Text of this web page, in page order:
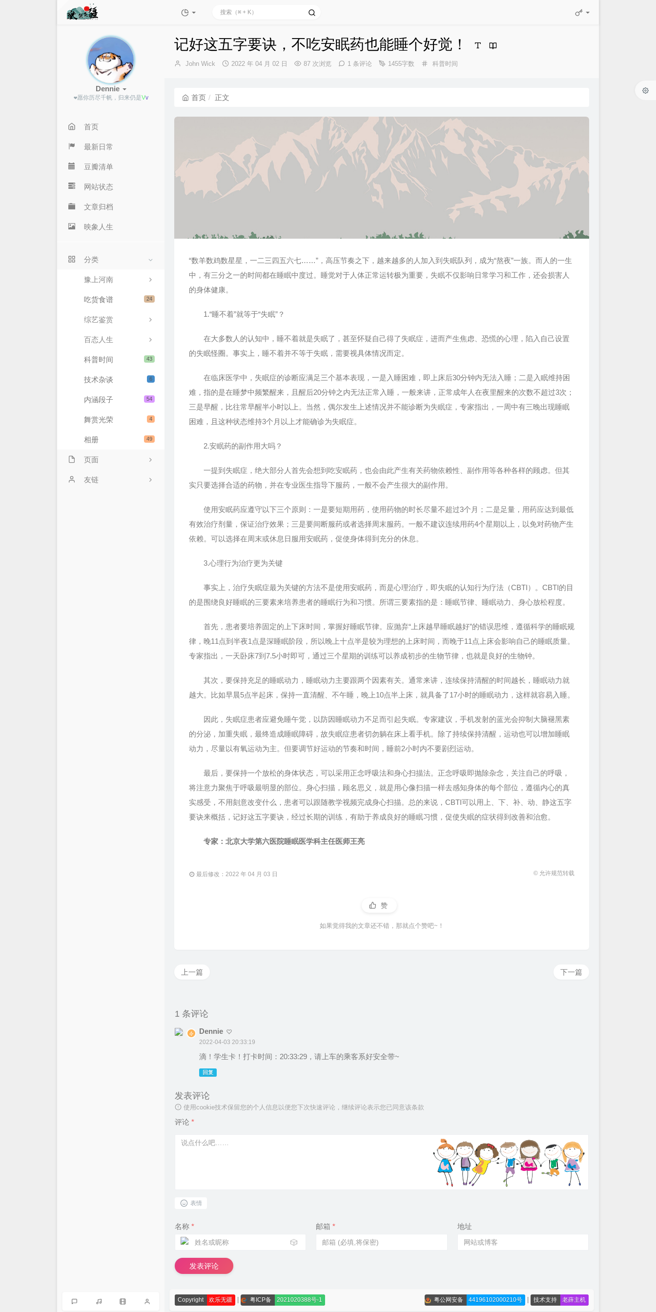
Dennie
❤愿你历尽千帆，z0?<b
首页
最新日常
豆瓣清单
网站状态
文章归档
映象人生
分类
豫上河南
24
吃货食谱
综艺鉴赏
百态人生
43
科普时间
6
技术杂谈
54
内涵段子
4
舞赏光荣
49
相册
页面
豆瓣清单
友链
记好这五字要诀，不吃安眠药也能睡个好觉！
博
John Wick
发
2022 年 04 月 02 日 87 次浏览 1 条评论 1455字数
分
科普时间
首页 正文
“数羊数鸡数星星，一二三四五六七……”，高压节奏之下，越来越多的人加入到失眠队列，成为“熬夜”一族。而人的一生
中，有三分之一的时间都在睡眠中度过。睡觉对于人体正常运转极为重要，失眠不仅影响日常学习和工作，还会损害人
的身体健康。
1.“睡不着”就等于“失眠”？
在大多数人的认知中，睡不着就是失眠了，甚至怀疑自己得了失眠症，进而产生焦虑、恐慌的心理，陷入自己设置
的失眠怪圈。事实上，睡不着并不等于失眠，需要视具体情况而定。
在临床医学中，失眠症的诊断应满足三个基本表现，一是入睡困难，即上床后30分钟内无法入睡；二是入眠维持困
难，指的是在睡梦中频繁醒来，且醒后20分钟之内无法正常入睡，一般来讲，正常成年人在夜里醒来的次数不超过3次；
三是早醒，比往常早醒半小时以上。当然，偶尔发生上述情况并不能诊断为失眠症，专家指出，一周中有三晚出现睡眠
困难，且这种状态维持3个月以上才能确诊为失眠症。
2.安眠药的副作用大吗？
一提到失眠症，绝大部分人首先会想到吃安眠药，也会由此产生有关药物依赖性、副作用等各种各样的顾虑。但其
实只要选择合适的药物，并在专业医生指导下服药，一般不会产生很大的副作用。
使用安眠药应遵守以下三个原则：一是要短期用药，使用药物的时长尽量不超过3个月；二是足量，用药应达到最低
有效治疗剂量，保证治疗效果；三是要间断服药或者选择周末服药。一般不建议连续用药4个星期以上，以免对药物产生
依赖。可以选择在周末或休息日服用安眠药，促使身体得到充分的休息。
3.心理行为治疗更为关键
事实上，治疗失眠症最为关键的方法不是使用安眠药，而是心理治疗，即失眠的认知行为疗法（CBTI）。CBTI的目
的是围绕良好睡眠的三要素来培养患者的睡眠行为和习惯。所谓三要素指的是：睡眠节律、睡眠动力、身心放松程度。
首先，患者要培养固定的上下床时间，掌握好睡眠节律。应抛弃“上床越早睡眠越好”的错误思维，遵循科学的睡眠规
律，晚11点到半夜1点是深睡眠阶段，所以晚上十点半是较为理想的上床时间，而晚于11点上床会影响自己的睡眠质量。
专家指出，一天卧床7到7.5小时即可，通过三个星期的训练可以养成初步的生物节律，也就是良好的生物钟。
其次，要保持充足的睡眠动力，睡眠动力主要跟两个因素有关。通常来讲，连续保持清醒的时间越长，睡眠动力就
越大。比如早晨5点半起床，保持一直清醒、不午睡，晚上10点半上床，就具备了17小时的睡眠动力，这样就容易入睡。
因此，失眠症患者应避免睡午觉，以防因睡眠动力不足而引起失眠。专家建议，手机发射的蓝光会抑制大脑褪黑素
的分泌，加重失眠，最终造成睡眠障碍，故失眠症患者切勿躺在床上看手机。除了持续保持清醒，运动也可以增加睡眠
动力，尽量以有氧运动为主。但要调节好运动的节奏和时间，睡前2小时内不要剧烈运动。
最后，要保持一个放松的身体状态，可以采用正念呼吸法和身心扫描法。正念呼吸即抛除杂念，关注自己的呼吸，
将注意力聚焦于呼吸最明显的部位。身心扫描，顾名思义，就是用心像扫描一样去感知身体的每个部位，遵循内心的真
实感受，不用刻意改变什么，患者可以跟随教学视频完成身心扫描。总的来说，CBTI可以用上、下、补、动、静这五字
要诀来概括，记好这五字要诀，经过长期的训练，有助于养成良好的睡眠习惯，促使失眠的症状得到改善和治愈。
专家：北京大学第六医院睡眠医学科主任医师王亮
最后修改：2022 年 04 月 03 日 © 允许规范转载
赞
如果觉得我的文章还不错，那就点个赞吧~！
下一篇
上一篇
1 条评论
Dennie
2022-04-03 20:33:19
滴！学生卡！打卡时间：20:33:29，请上车的乘客系好安全带~
回复
发表评论
使用cookie技术保留您的个人信息以便您下次快速评论，继续评论表示您已同意该条款
评论 *
表情
名称 *
🎲
邮箱* 地址
发表评论
粤公网安备 44196102000210号 技术支持 老薛主机
Copyright 欢乐无疆 粤ICP备 2021020388号-1